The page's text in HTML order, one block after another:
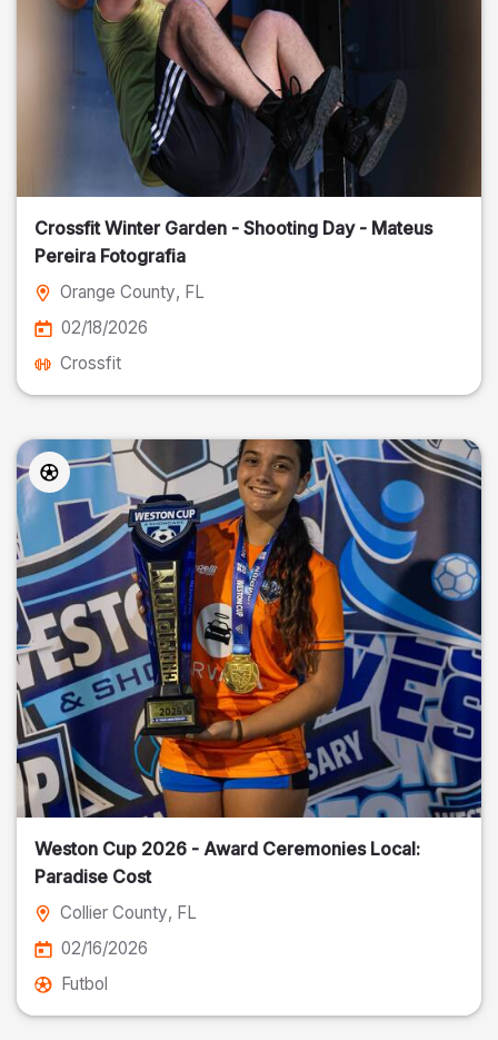
Crossfit Winter Garden - Shooting Day - Mateus
Pereira Fotografia
Orange County, FL
02/18/2026
Crossfit
Weston Cup 2026 - Award Ceremonies Local:
Paradise Cost
Collier County, FL
02/16/2026
Futbol